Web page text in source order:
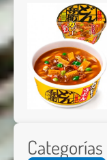
Categorías